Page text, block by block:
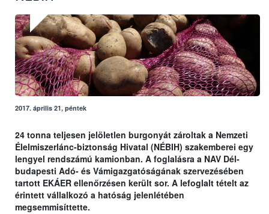
2017. április 21, péntek
24 tonna teljesen jelöletlen burgonyát zároltak a Nemzeti
Élelmiszerlánc-biztonság Hivatal (NÉBIH) szakemberei egy
lengyel rendszámú kamionban. A foglalásra a NAV Dél-
budapesti Adó- és Vámigazgatóságának szervezésében
tartott EKÁER ellenőrzésen került sor. A lefoglalt tételt az
érintett vállalkozó a hatóság jelenlétében
megsemmisíttette.